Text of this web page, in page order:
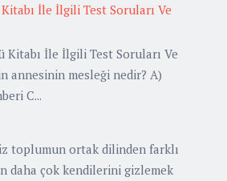
İle İlgili Test Soruları Ve
Kitabı İle İlgili Test Soruları Ve
annesinin mesleği nedir? A)
C...
toplumun ortak dilinden farklı
daha çok kendilerini gizlemek